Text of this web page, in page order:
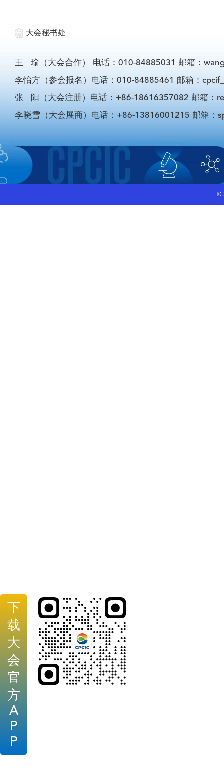
下
载
大
会
官
方
A
P
P
大会秘书处
王 瑜（大会合作） 电话：010-84885031 邮箱：
李怡方（参会报名）电话：010-84885461 邮箱：
张 阳（大会注册）电话：+86-18616357082 邮箱：
李晓雪（大会展商）电话：+86-13816001215 邮箱：
©